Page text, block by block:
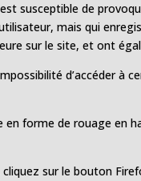
est susceptible de
mais qui
sur le site, et ont
d’accéder
forme de rouage en
sur le bouton